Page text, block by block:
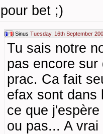
pour bet ;)
Sinus Tuesday, 16th September
Tu sais notre
pas encore
prac. Ca fait
efax sont dans
ce que
ou pas... A